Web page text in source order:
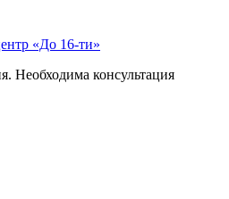
Необходима консультация